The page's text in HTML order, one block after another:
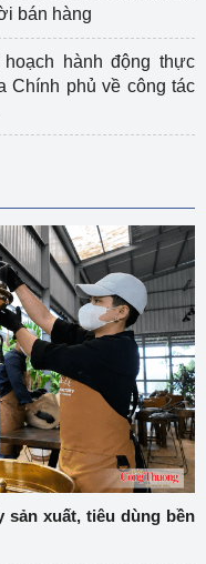
bán hàng
hành động thực
Chính phủ về công tác
sản xuất, tiêu dùng bền